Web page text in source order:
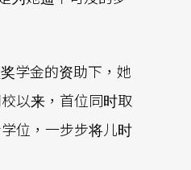
学金的资助下，她
以来，首位同时取
位，一步步将儿时